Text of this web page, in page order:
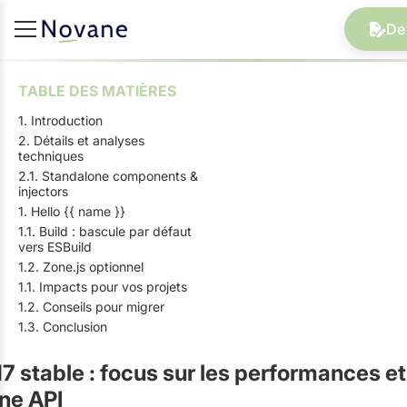
TABLE DES MATIÈRES
1. Introduction
2. Détails et analyses
techniques
2.1. Standalone components &
injectors
1. Hello {{ name }}
1.1. Build : bascule par défaut
vers ESBuild
1.2. Zone.js optionnel
1.1. Impacts pour vos projets
1.2. Conseils pour migrer
1.3. Conclusion
stable : focus sur les performances
API